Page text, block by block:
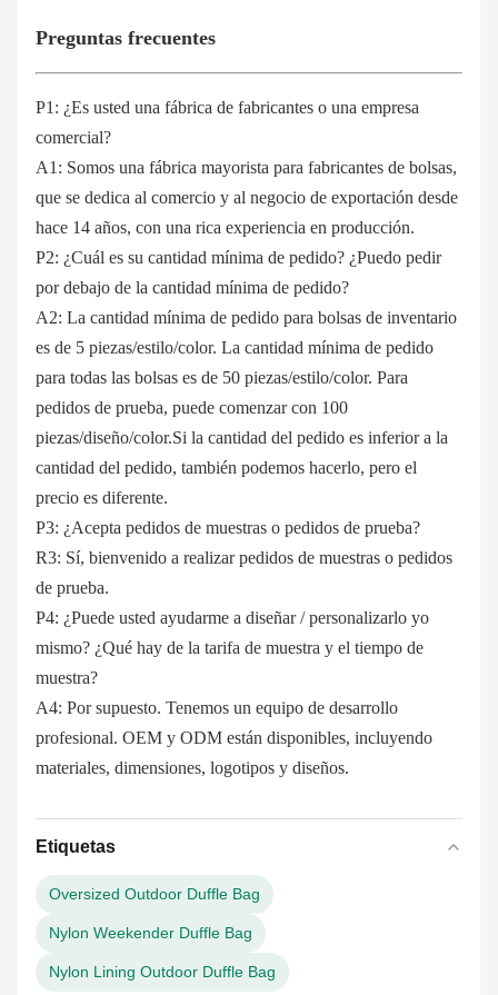
Preguntas frecuentes
P1: ¿Es usted una fábrica de fabricantes o una empresa
comercial?
A1: Somos una fábrica mayorista para fabricantes de bolsas,
que se dedica al comercio y al negocio de exportación desde
hace 14 años, con una rica experiencia en producción.
P2: ¿Cuál es su cantidad mínima de pedido? ¿Puedo pedir
por debajo de la cantidad mínima de pedido?
A2: La cantidad mínima de pedido para bolsas de inventario
es de 5 piezas/estilo/color. La cantidad mínima de pedido
para todas las bolsas es de 50 piezas/estilo/color. Para
pedidos de prueba, puede comenzar con 100
piezas/diseño/color.Si la cantidad del pedido es inferior a la
cantidad del pedido, también podemos hacerlo, pero el
precio es diferente.
P3: ¿Acepta pedidos de muestras o pedidos de prueba?
R3: Sí, bienvenido a realizar pedidos de muestras o pedidos
de prueba.
P4: ¿Puede usted ayudarme a diseñar / personalizarlo yo
mismo? ¿Qué hay de la tarifa de muestra y el tiempo de
muestra?
A4: Por supuesto. Tenemos un equipo de desarrollo
profesional. OEM y ODM están disponibles, incluyendo
materiales, dimensiones, logotipos y diseños.
Etiquetas
Oversized Outdoor Duffle Bag
Nylon Weekender Duffle Bag
Nylon Lining Outdoor Duffle Bag